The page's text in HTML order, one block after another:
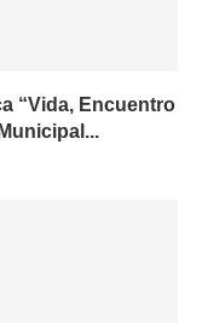
“Vida, Encuentro